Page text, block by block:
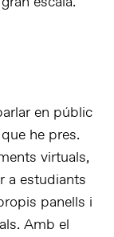
en públic
he pres.
virtuals,
a estudiants
panells i
Amb el